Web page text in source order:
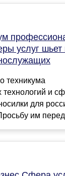
услуг шьет
техникума
и
для
им